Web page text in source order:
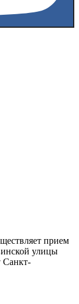
прием
улицы
Санкт-